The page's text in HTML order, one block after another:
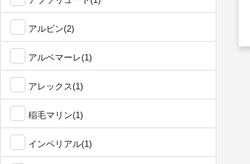
アルビン(2)
アルベマーレ(1)
アレックス(1)
稲毛マリン(1)
インペリアル(1)